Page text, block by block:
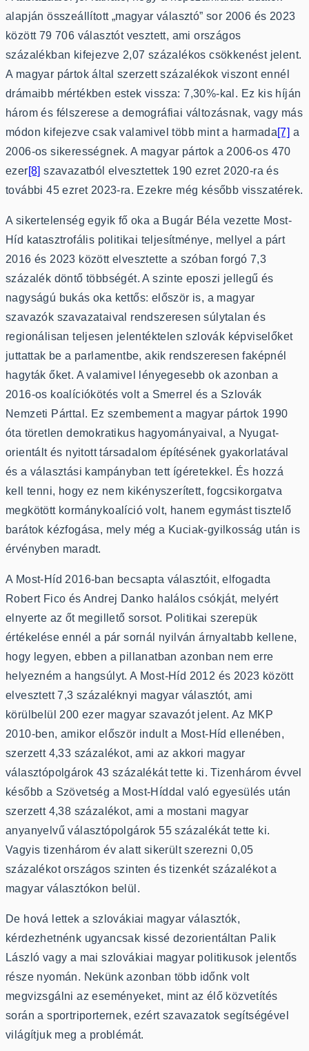
alapján összeállított „magyar választó” sor 2006 és 2023
között 79 706 választót vesztett, ami országos
százalékban kifejezve 2,07 százalékos csökkenést jelent.
A magyar pártok által szerzett százalékok viszont ennél
drámaibb mértékben estek vissza: 7,30%-kal. Ez kis híján
három és félszerese a demográfiai változásnak, vagy más
módon kifejezve csak valamivel több mint a harmada[7] a
2006-os sikerességnek. A magyar pártok a 2006-os 470
ezer[8] szavazatból elvesztettek 190 ezret 2020-ra és
további 45 ezret 2023-ra. Ezekre még később visszatérek.
A sikertelenség egyik fő oka a Bugár Béla vezette Most-
Híd katasztrofális politikai teljesítménye, mellyel a párt
2016 és 2023 között elvesztette a szóban forgó 7,3
százalék döntő többségét. A szinte eposzi jellegű és
nagyságú bukás oka kettős: először is, a magyar
szavazók szavazataival rendszeresen súlytalan és
regionálisan teljesen jelentéktelen szlovák képviselőket
juttattak be a parlamentbe, akik rendszeresen faképnél
hagyták őket. A valamivel lényegesebb ok azonban a
2016-os koalíciókötés volt a Smerrel és a Szlovák
Nemzeti Párttal. Ez szembement a magyar pártok 1990
óta töretlen demokratikus hagyományaival, a Nyugat-
orientált és nyitott társadalom építésének gyakorlatával
és a választási kampányban tett ígéretekkel. És hozzá
kell tenni, hogy ez nem kikényszerített, fogcsikorgatva
megkötött kormánykoalíció volt, hanem egymást tisztelő
barátok kézfogása, mely még a Kuciak-gyilkosság után is
érvényben maradt.
A Most-Híd 2016-ban becsapta választóit, elfogadta
Robert Fico és Andrej Danko halálos csókját, melyért
elnyerte az őt megillető sorsot. Politikai szerepük
értékelése ennél a pár sornál nyilván árnyaltabb kellene,
hogy legyen, ebben a pillanatban azonban nem erre
helyezném a hangsúlyt. A Most-Híd 2012 és 2023 között
elvesztett 7,3 százaléknyi magyar választót, ami
körülbelül 200 ezer magyar szavazót jelent. Az MKP
2010-ben, amikor először indult a Most-Híd ellenében,
szerzett 4,33 százalékot, ami az akkori magyar
választópolgárok 43 százalékát tette ki. Tizenhárom évvel
később a Szövetség a Most-Híddal való egyesülés után
szerzett 4,38 százalékot, ami a mostani magyar
anyanyelvű választópolgárok 55 százalékát tette ki.
Vagyis tizenhárom év alatt sikerült szerezni 0,05
százalékot országos szinten és tizenkét százalékot a
magyar választókon belül.
De hová lettek a szlovákiai magyar választók,
kérdezhetnénk ugyancsak kissé dezorientáltan Palik
László vagy a mai szlovákiai magyar politikusok jelentős
része nyomán. Nekünk azonban több időnk volt
megvizsgálni az eseményeket, mint az élő közvetítés
során a sportriporternek, ezért szavazatok segítségével
világítjuk meg a problémát.